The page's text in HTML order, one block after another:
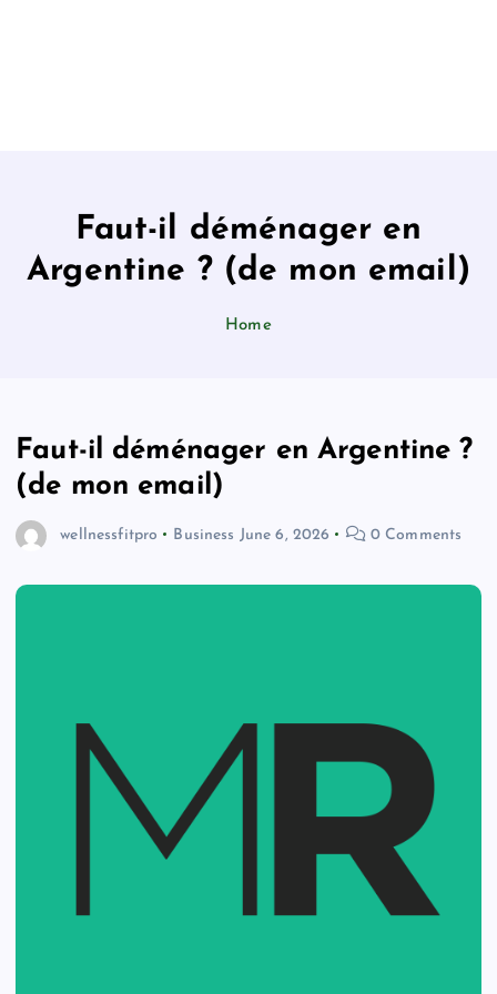
Faut-il déménager en
Argentine ? (de mon email)
Home
Faut-il déménager en Argentine ?
(de mon email)
wellnessfitpro Business June 6, 2026 0 Comments